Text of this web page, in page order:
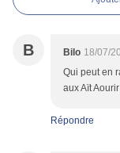
B Bilo 18/07/
Qui peut en
aux Aït
Répondre